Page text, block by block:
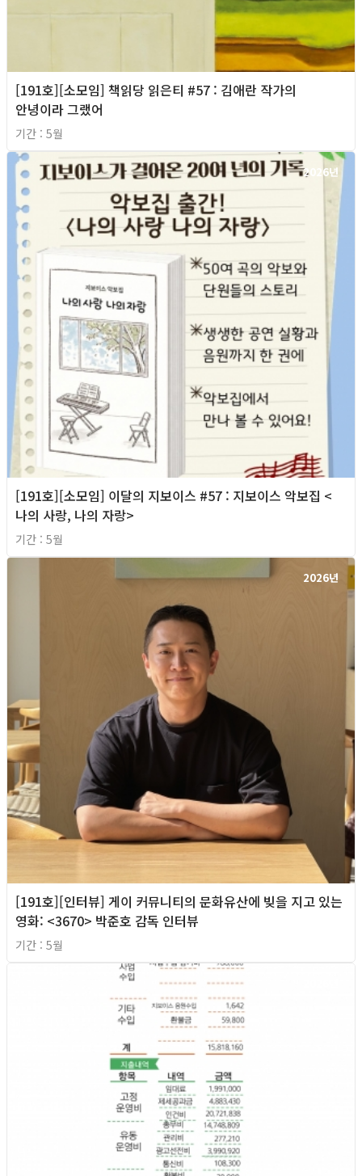
[191호][소모임] 책읽당 읽은티 #57 : 김애란 작가의
안녕이라 그랬어
기간 : 5월
2026년
[191호][소모임] 이달의 지보이스 #57 : 지보이스 악보집 <
나의 사랑, 나의 자랑>
기간 : 5월
2026년
[191호][인터뷰] 게이 커뮤니티의 문화유산에 빚을 지고 있는
영화: <3670> 박준호 감독 인터뷰
기간 : 5월